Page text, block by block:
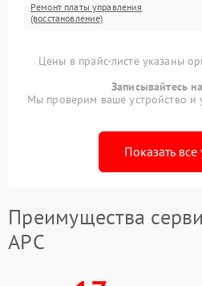
Ремонт платы управления
(восстановление)
Цены в прайс-листе указаны
Записывайтесь
Мы проверим ваше устройство и
Показать все
Преимущества
APC